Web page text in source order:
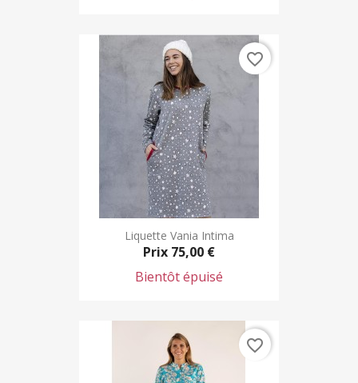
Liquette Vania Intima
Prix 75,00 €
Bientôt épuisé
favorite_border
favorite_border